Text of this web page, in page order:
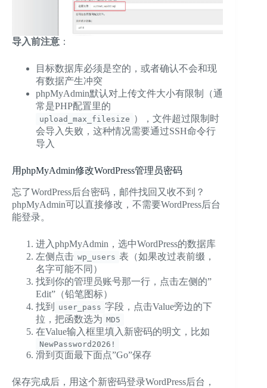
导入前注意 ：
目标数据库必须是空的，或者确认不会和现
有数据产生冲突
phpMyAdmin默认对上传文件大小有限制（通
常是PHP配置里的
upload_max_filesize ），文件超过限制时
会导入失败，这种情况需要通过SSH命令行
导入
用phpMyAdmin修改WordPress管理员密码
忘了WordPress后台密码，邮件找回又收不到？
phpMyAdmin可以直接修改，不需要WordPress后台
能登录。
进入phpMyAdmin，选中WordPress的数据库
左侧点击 wp_users 表（如果改过表前缀，
名字可能不同）
找到你的管理员账号那一行，点击左侧的”
Edit”（铅笔图标）
找到
user_pass 字段，点击Value旁边的下
拉，把函数选为 MD5
在Value输入框里填入新密码的明文，比如
NewPassword2026!
滑到页面最下面点”Go”保存
保存完成后，用这个新密码登录WordPress后台，